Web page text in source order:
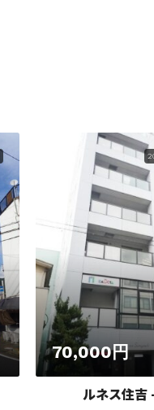
70,000円
ルネス住吉